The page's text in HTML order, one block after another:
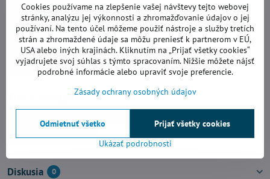
Viac z kategórie
Ohybné hriadele
Diskusia 0
Cookies používame na zlepšenie vašej návštevy tejto webovej
stránky, analýzu jej výkonnosti a zhromažďovanie údajov o jej
používaní. Na tento účel môžeme použiť nástroje a služby tretích
strán a zhromaždené údaje sa môžu preniesť k partnerom v EÚ,
USA alebo iných krajinách. Kliknutím na „Prijať všetky cookies“
vyjadrujete svoj súhlas s týmto spracovaním. Nižšie môžete nájsť
podrobné informácie alebo upraviť svoje preferencie.
Zásady ochrany osobných údajov
Ukázať podrobnosti
Prijať všetky cookies
Odmietnuť všetko